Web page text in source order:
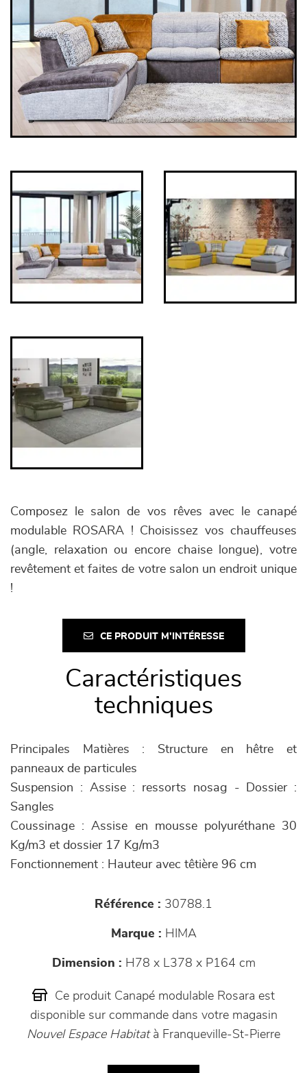
Composez le salon de vos rêves avec le canapé
modulable ROSARA ! Choisissez vos chauffeuses
(angle, relaxation ou encore chaise longue), votre
revêtement et faites de votre salon un endroit unique
!
CE PRODUIT M'INTÉRESSE
Caractéristiques
techniques
Principales Matières : Structure en hêtre et
panneaux de particules
Suspension : Assise : ressorts nosag - Dossier :
Sangles
Coussinage : Assise en mousse polyuréthane 30
Kg/m3 et dossier 17 Kg/m3
Fonctionnement : Hauteur avec têtière 96 cm
Référence : 30788.1
Marque : HIMA
Dimension : H78 x L378 x P164 cm
Ce produit Canapé modulable Rosara est
disponible sur commande dans votre magasin
Nouvel Espace Habitatà Franqueville-St-Pierre